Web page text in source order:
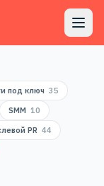
под ключ 35
SMM 10
PR 44